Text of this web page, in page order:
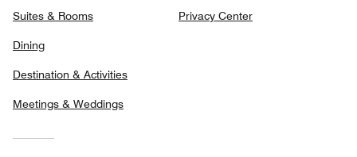
Suites & Rooms
Dining
Destination & Activities
Meetings & Weddings
Privacy Center